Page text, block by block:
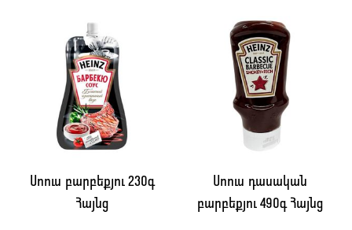
Սոուս բարբեքյու 230գ
Հայնց
Սոուս դասական
բարբեքյու 490գ Հայնց